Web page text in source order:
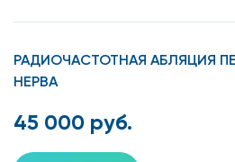
РАДИОЧАСТОТНАЯ АБЛЯЦИЯ
НЕРВА
45 000 руб.